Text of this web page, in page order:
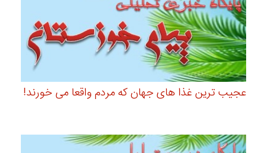
عجیب ترین غذا های جهان که مردم واقعا می خورند!